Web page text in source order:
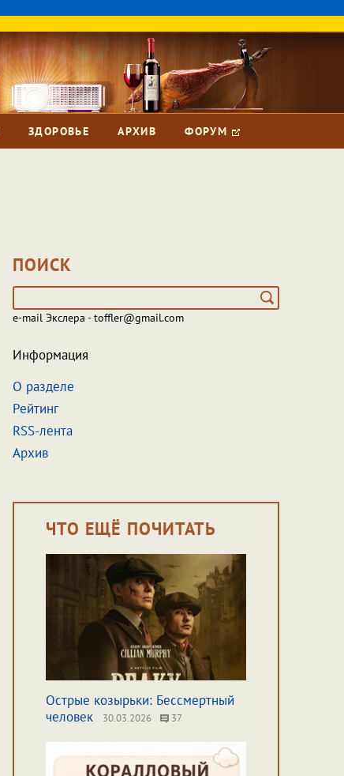
ЗДОРОВЬЕ АРХИВ ФОРУМ
ПОИСК
e-mail Экслера - toffler@gmail.com
Информация
О разделе
Рейтинг
RSS-лента
Архив
ЧТО ЕЩЁ ПОЧИТАТЬ
Острые козырьки: Бессмертный
человек
30.03.2026 37